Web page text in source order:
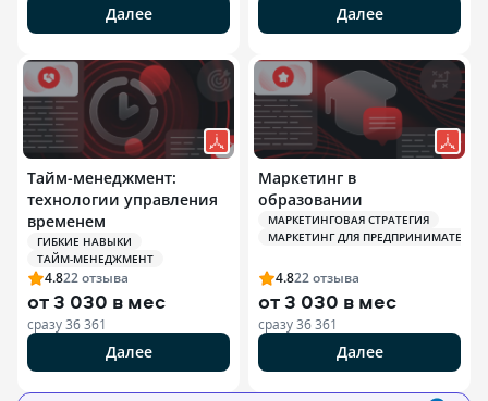
Далее Далее
Тайм-менеджмент:
технологии управления
временем
ГИБКИЕ НАВЫКИ
ТАЙМ-МЕНЕДЖМЕНТ
4.822отзыва
от3 030 в мес
сразу36 361
Далее
Маркетинг в
образовании
МАРКЕТИНГОВАЯ СТРАТЕГИЯ
МАРКЕТИНГ ДЛЯ ПРЕДПРИНИМАТЕЛЕЙ
4.822отзыва
от3 030 в мес
сразу36 361
Далее